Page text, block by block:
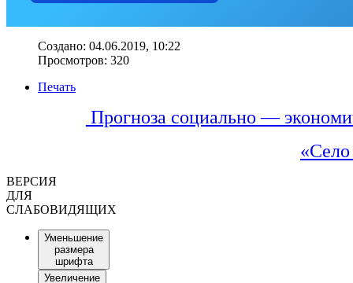
Создано: 04.06.2019, 10:22
Просмотров: 320
Печать
Прогноза социально —
ВЕРСИЯ
ДЛЯ
СЛАБОВИДЯЩИХ
Уменьшение
размера
шрифта
Увеличение